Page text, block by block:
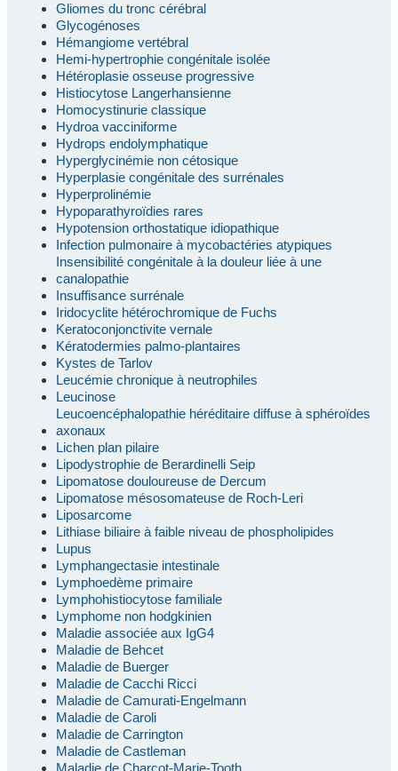
Gliomes du tronc cérébral
Glycogénoses
Hémangiome vertébral
Hemi-hypertrophie congénitale isolée
Hétéroplasie osseuse progressive
Histiocytose Langerhansienne
Homocystinurie classique
Hydroa vacciniforme
Hydrops endolymphatique
Hyperglycinémie non cétosique
Hyperplasie congénitale des surrénales
Hyperprolinémie
Hypoparathyroïdies rares
Hypotension orthostatique idiopathique
Infection pulmonaire à mycobactéries atypiques
Insensibilité congénitale à la douleur liée à une
canalopathie
Insuffisance surrénale
Iridocyclite hétérochromique de Fuchs
Keratoconjonctivite vernale
Kératodermies palmo-plantaires
Kystes de Tarlov
Leucémie chronique à neutrophiles
Leucinose
Leucoencéphalopathie héréditaire diffuse à sphéroïdes
axonaux
Lichen plan pilaire
Lipodystrophie de Berardinelli Seip
Lipomatose douloureuse de Dercum
Lipomatose mésosomateuse de Roch-Leri
Liposarcome
Lithiase biliaire à faible niveau de phospholipides
Lupus
Lymphangectasie intestinale
Lymphoedème primaire
Lymphohistiocytose familiale
Lymphome non hodgkinien
Maladie associée aux IgG4
Maladie de Behcet
Maladie de Buerger
Maladie de Cacchi Ricci
Maladie de Camurati-Engelmann
Maladie de Caroli
Maladie de Carrington
Maladie de Castleman
Maladie de Charcot-Marie-Tooth